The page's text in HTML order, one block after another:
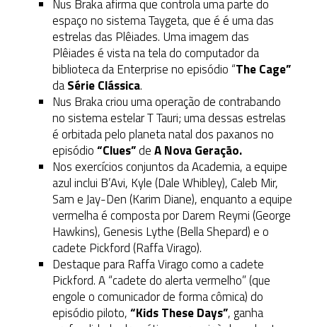
Nus Braka afirma que controla uma parte do
espaço no sistema Taygeta, que é é uma das
estrelas das Plêiades. Uma imagem das
Plêiades é vista na tela do computador da
biblioteca da Enterprise no episódio “The Cage”
daSérie Clássica.
Nus Braka criou uma operação de contrabando
no sistema estelar T Tauri; uma dessas estrelas
é orbitada pelo planeta natal dos paxanos no
episódio“Clues”deA Nova Geração.
Nos exercícios conjuntos da Academia, a equipe
azul inclui B’Avi, Kyle (Dale Whibley), Caleb Mir,
Sam e Jay-Den (Karim Diane), enquanto a equipe
vermelha é composta por Darem Reymi (George
Hawkins), Genesis Lythe (Bella Shepard) e o
cadete Pickford (Raffa Virago).
Destaque para Raffa Virago como a cadete
Pickford. A “cadete do alerta vermelho” (que
engole o comunicador de forma cômica) do
episódio piloto,“Kids These Days”, ganha